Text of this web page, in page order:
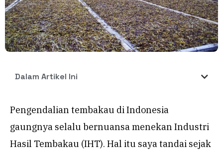
Dalam Artikel Ini
Pengendalian tembakau di Indonesia
gaungnya selalu bernuansa menekan Industri
Hasil Tembakau (IHT). Hal itu saya tandai sejak